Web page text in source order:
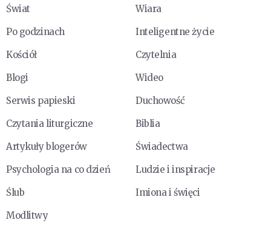
Świat
Wiara
Po godzinach
Inteligentne życie
Kościół
Czytelnia
Blogi
Wideo
Serwis papieski
Duchowość
Czytania liturgiczne
Biblia
Artykuły blogerów
Świadectwa
Psychologia na co dzień
Ludzie i inspiracje
Ślub
Imiona i święci
Modlitwy